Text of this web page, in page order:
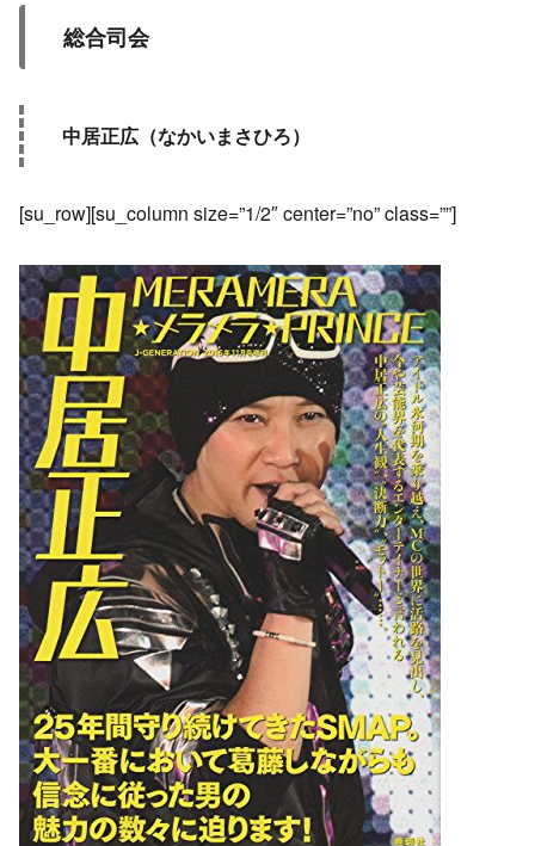
総合司会
中居正広（なかいまさひろ）
[su_row][su_column size=”1/2″ center=”no” class=””]